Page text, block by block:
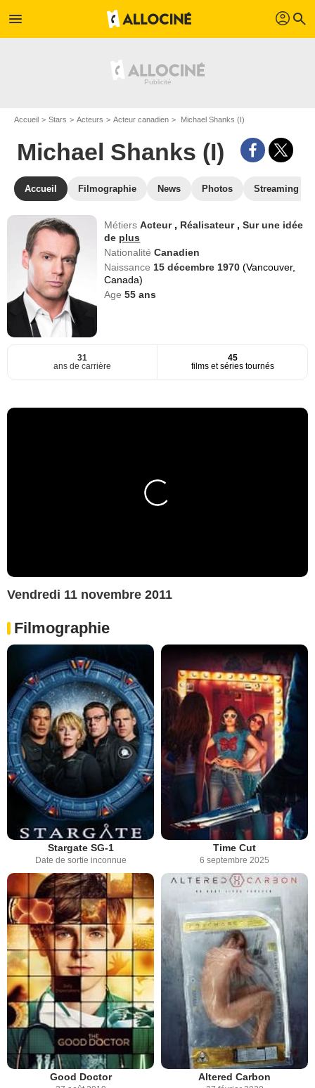
menu profil search
Accueil Stars Acteurs Acteur canadien Michael Shanks (I)
Michael Shanks (I)
Accueil Filmographie News Photos Streaming
MétiersActeur , Réalisateur ,Sur une idée
de plus
NationalitéCanadien
Naissance 15 décembre 1970(Vancouver,
Canada)
Age55 ans
31
ans de carrière
45
films et séries tournés
Vendredi 11 novembre 2011
Filmographie
Stargate SG-1
Date de sortie inconnue
Time Cut
6 septembre 2025
Good Doctor Altered Carbon